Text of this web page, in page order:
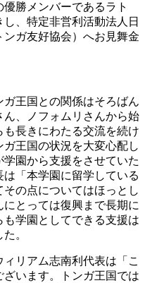
勝メンバーであるラト
、特定非営利活動法人日
ガ友好協会）へお見舞金
王国との関係はそろばん
、ノフォムリさんから始
長きにわたる交流を続け
王国の状況を大変心配し
園から支援をさせていた
「本学園に留学している
の点についてはほっとし
とっては復興まで長期に
学園としてできる支援は
。
リアム志南利代表は「こ
います。トンガ王国では